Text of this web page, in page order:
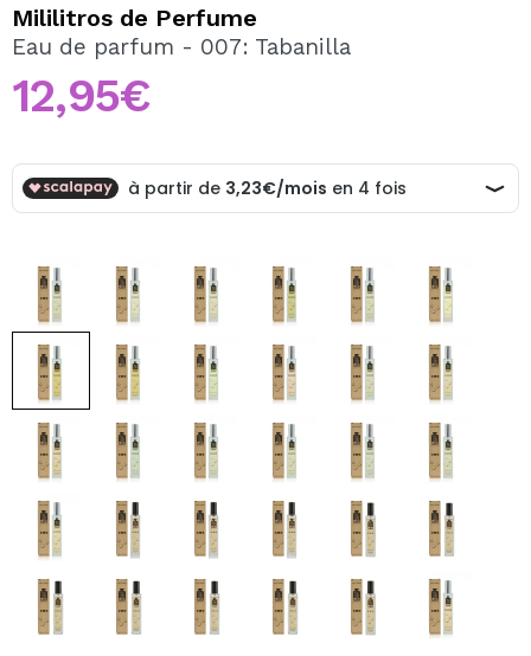
En créant un compte sur Maquibeauty.fr vous pourrez
effectuer vos achats rapidement, vérifier l'état de vos
commandes et consulter vos opérations précédentes.
CRÉER UN COMPTE
Mililitros de Perfume
Eau de parfum - 007: Tabanilla
12,95€